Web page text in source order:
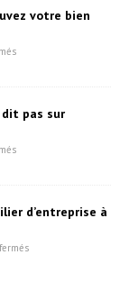
votre bien
dit pas sur
d’entreprise à